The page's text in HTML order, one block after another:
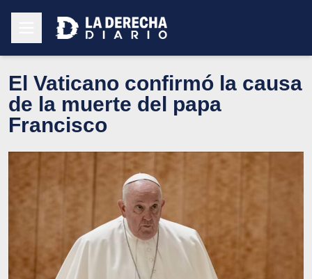
El Vaticano confirmó la causa
de la muerte del papa
Francisco